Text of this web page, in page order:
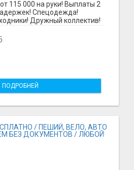
115 000 на руки! Выплаты 2
Cпeцoдeждa!
Дpужный коллектив!
ПОДРОБНЕЙ